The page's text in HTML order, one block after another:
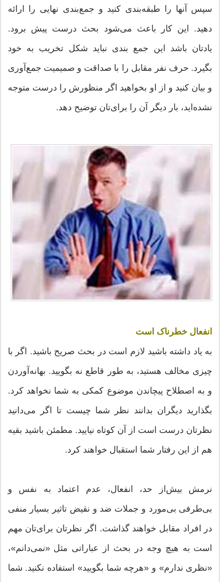
سپس آنها را طبقه‌بندی کنید و جمع‌بندی نهایی را ارائه
دهید. این کار باعث می‌شود بحث درست پیش برود.
یادتان باشد این جمع بندی نباید شکل تخریب به خود
بگیرد. حرف نفر مقابل را با صداقت و صمیمیت جمع‌آوری
و بیان کنید و از او بخواهید اگر منظورش را درست متوجه
نشده‌اید، بار دیگر آن را برای‌تان توضیح دهد.
انفعال خطرناک است
به یاد داشته باشید لازم است در بحث صریح باشید. اگر با
چیزی مخالف هستید، به طور قاطع نه بگویید. بهانه‌آوردن
و به اصطلاح پیچاندن موضوع کمکی به شما نخواهد کرد.
بگذارید دیگران بدانند نظر شما چیست تا اگر می‌دانید
نظرتان درست است از آن کوتاه نیایید. مطمئن باشید بقیه
هم از این رفتار شما استقبال خواهند کرد.
نرمش بیش‌از حد، انفعال، عدم اعتماد به نفس و
بی‌طرفی بی‌مورد و جملات ضد و نقیض تاثیر بسیار منفی
در افراد مقابل خواهند گذاشت. اگر نظرتان برای‌تان مهم
است به هیچ وجه در بحث از عباراتی مثل «نمی‌دانم»،
«نظری ندارم» و «هرچه شما بگویید» استفاده نکنید. شما